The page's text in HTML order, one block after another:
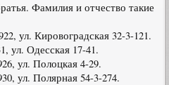
Фамилия и отчество такие
ул. Кировоградская 32-3-121.
ул. Одесская 17-41.
ул. Полоцкая 4-29.
ул. Полярная 54-3-274.